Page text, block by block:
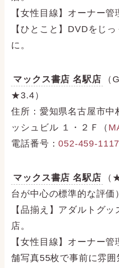
【女性目線】オーナー管
【ひとこと】DVDをじ
に。
マックス書店 名駅店
（
★3.4）
住所：愛知県名古屋市中
ッシュビル １・２Ｆ（
電話番号：052-459-1117
マックス書店 名駅店
台が中心の標準的な評価
【品揃え】アダルトグ
店。
【女性目線】オーナー
舗写真55枚で事前に雰囲